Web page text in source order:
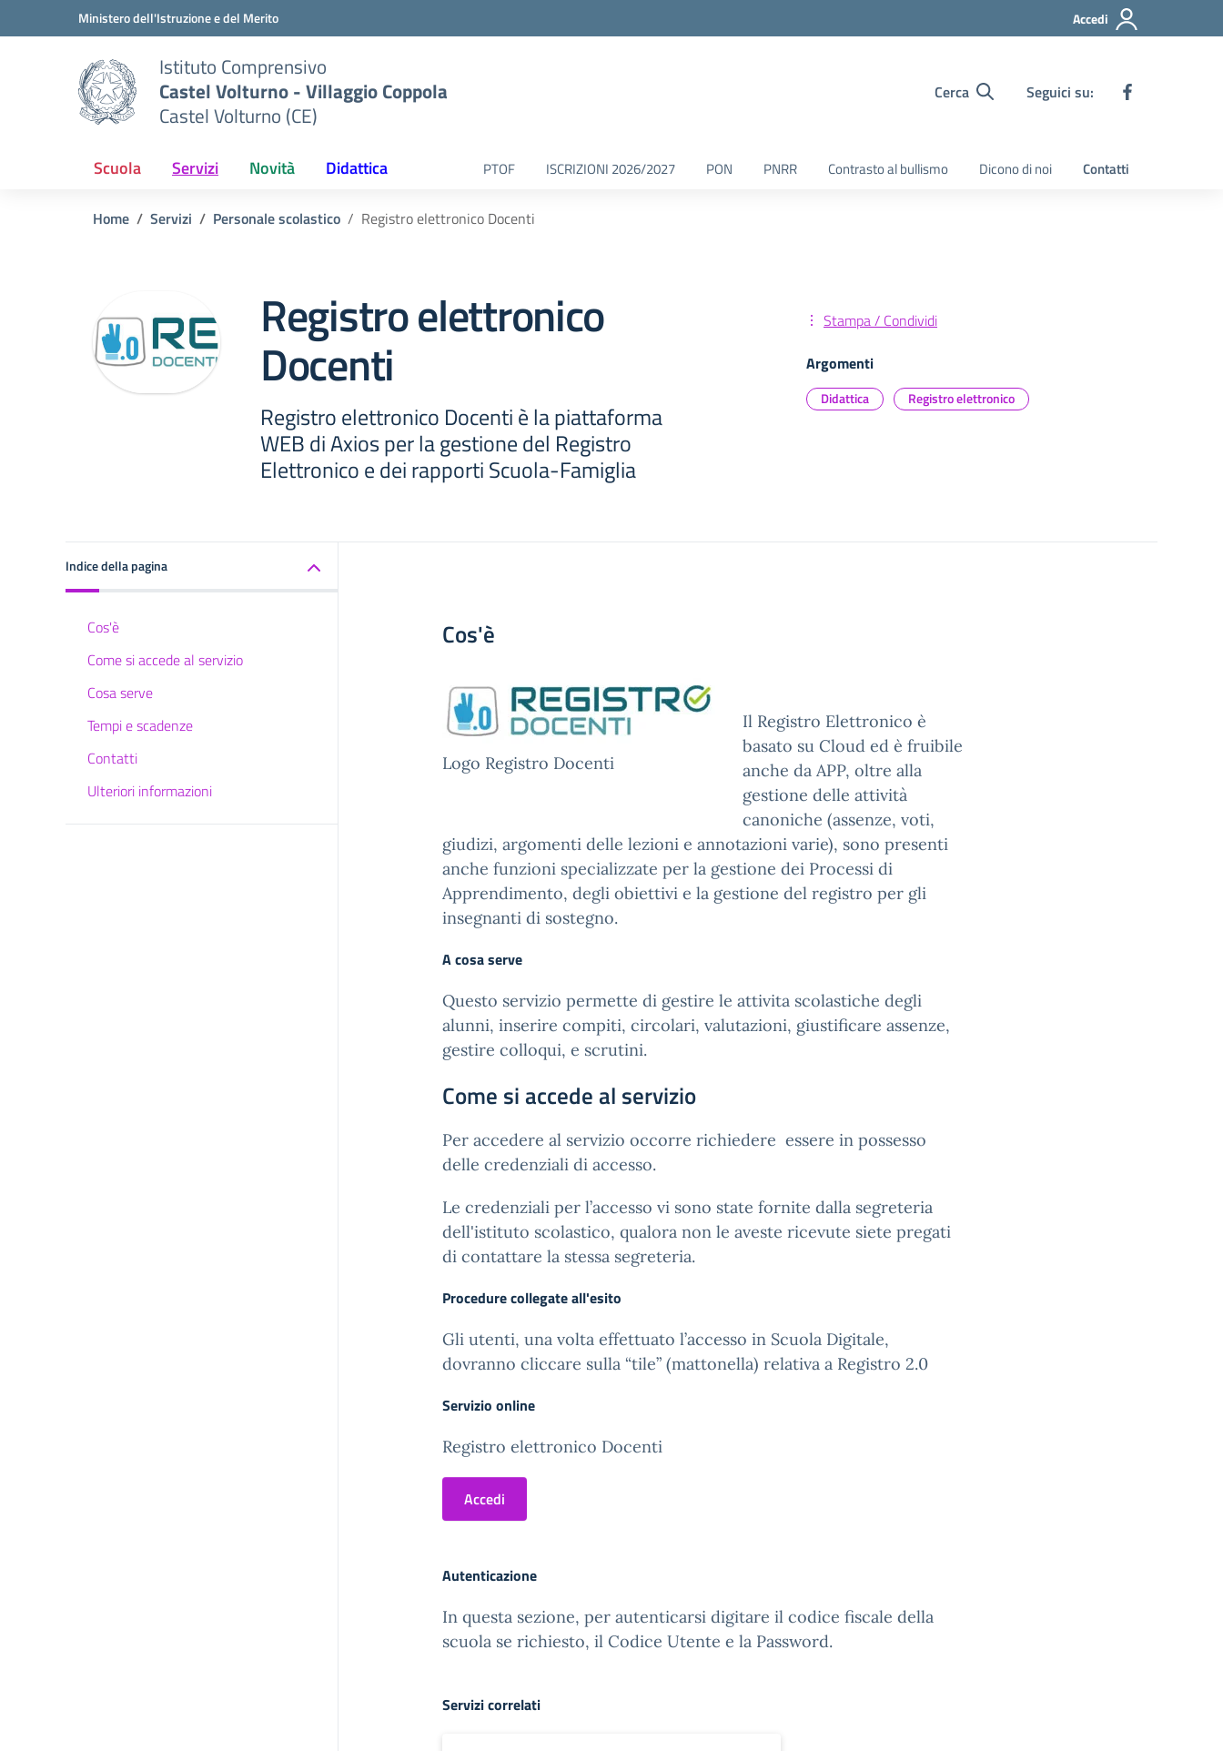
Vai ai contenuti
Vai al menu di navigazioneMinistero dell'Istruzione e del Merito Accedi
Istituto Comprensivo
Castel Volturno - Villaggio Coppola
Castel Volturno (CE)
Cerca Seguici su:
Scuola Servizi Novità Didattica PTOF ISCRIZIONI 2026/2027 PON PNRR Contrasto al bullismo Dicono di noi Contatti
Home Servizi Personale scolastico Registro elettronico Docenti
Registro elettronico
Docenti
Registro elettronico Docenti è la piattaforma
WEB di Axios per la gestione del Registro
Elettronico e dei rapporti Scuola-Famiglia
Stampa / Condividi
Argomenti
Didattica Registro elettronico
Indice della pagina
Cos'è
Come si accede al servizio
Cosa serve
Tempi e scadenze
Contatti
Ulteriori informazioni
Cos'è
Logo Registro Docenti
Il Registro Elettronico è
basato su Cloud ed è fruibile
anche da APP, oltre alla
gestione delle attività
canoniche (assenze, voti,
giudizi, argomenti delle lezioni e annotazioni varie), sono presenti
anche funzioni specializzate per la gestione dei Processi di
Apprendimento, degli obiettivi e la gestione del registro per gli
insegnanti di sostegno.
A cosa serve
Questo servizio permette di gestire le attivita scolastiche degli
alunni, inserire compiti, circolari, valutazioni, giustificare assenze,
gestire colloqui, e scrutini.
Come si accede al servizio
Per accedere al servizio occorre richiedere essere in possesso
delle credenziali di accesso.
Le credenziali per l’accesso vi sono state fornite dalla segreteria
dell'istituto scolastico, qualora non le aveste ricevute siete pregati
di contattare la stessa segreteria.
Procedure collegate all'esito
Gli utenti, una volta effettuato l’accesso in Scuola Digitale,
dovranno cliccare sulla “tile” (mattonella) relativa a Registro 2.0
Servizio online
Registro elettronico Docenti
Accedi
Autenticazione
In questa sezione, per autenticarsi digitare il codice fiscale della
scuola se richiesto, il Codice Utente e la Password.
Servizi correlati